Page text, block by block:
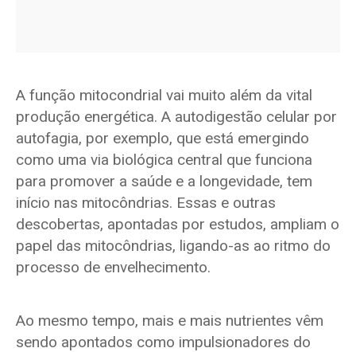
A função mitocondrial vai muito além da vital
produção energética. A autodigestão celular por
autofagia, por exemplo, que está emergindo
como uma via biológica central que funciona
para promover a saúde e a longevidade, tem
início nas mitocôndrias. Essas e outras
descobertas, apontadas por estudos, ampliam o
papel das mitocôndrias, ligando-as ao ritmo do
processo de envelhecimento.
Ao mesmo tempo, mais e mais nutrientes vêm
sendo apontados como impulsionadores do